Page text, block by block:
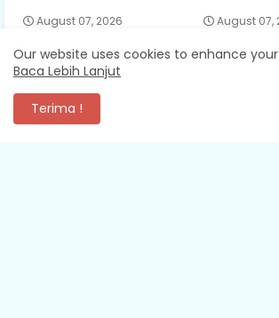
August 07, 2026 August 07,
KOMENTAR
Our website uses cookies to enhance
Baca Lebih Lanjut
Terima !